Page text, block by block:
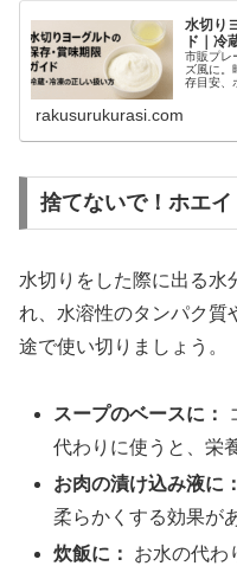
水切り
ド｜冷
市販プレ
ズ風に。
存目安、
rakusurukurasi.com
捨てないで！ホエ
水切りをした際に出る水
れ、水溶性のタンパク質
途で使い切りましょう。
スープのベースに：
代わりに使うと、栄
お肉の漬け込み液に：
柔らかくする効果が
炊飯に：
お水の代わ